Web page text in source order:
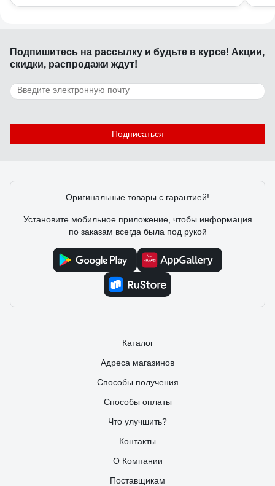
Подпишитесь на рассылку и будьте в курсе! Акции,
скидки, распродажи ждут!
Подписаться
Оригинальные товары с гарантией!
Установите мобильное приложение, чтобы информация
по заказам всегда была под рукой
Каталог
Адреса магазинов
Способы получения
Способы оплаты
Что улучшить?
Контакты
О Компании
Поставщикам